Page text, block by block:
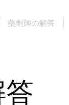
藥劑師の解答